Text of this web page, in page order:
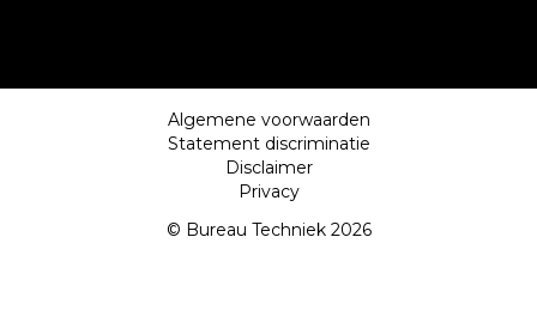
Algemene voorwaarden
Statement discriminatie
Disclaimer
Privacy
© Bureau Techniek 2026